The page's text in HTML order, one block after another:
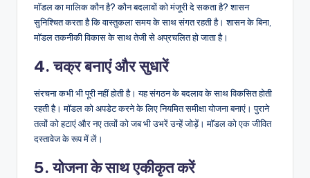
मॉडल का मालिक कौन है? कौन बदलावों को मंजूरी दे सकता है? शासन
सुनिश्चित करता है कि वास्तुकला समय के साथ संगत रहती है। शासन के बिना,
मॉडल तकनीकी विकास के साथ तेजी से अप्रचलित हो जाता है।
4. चक्र बनाएं और सुधारें
संरचना कभी भी पूरी नहीं होती है। यह संगठन के बदलाव के साथ विकसित होती
रहती है। मॉडल को अपडेट करने के लिए नियमित समीक्षा योजना बनाएं। पुराने
तत्वों को हटाएं और नए तत्वों को जब भी उभरें उन्हें जोड़ें। मॉडल को एक जीवित
दस्तावेज के रूप में लें।
5. योजना के साथ एकीकृत करें